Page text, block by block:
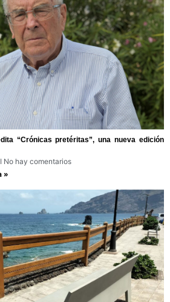
“Crónicas pretéritas”, una nueva edición
No hay comentarios
»